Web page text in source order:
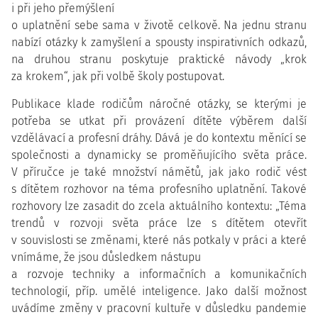
i při jeho přemýšlení
o uplatnění sebe sama v životě celkově. Na jednu stranu
nabízí otázky k zamyšlení a spousty inspirativních odkazů,
na druhou stranu poskytuje praktické návody „krok
za krokem“, jak při volbě školy postupovat.
Publikace klade rodičům náročné otázky, se kterými je
potřeba se utkat při provázení dítěte výběrem další
vzdělávací a profesní dráhy. Dává je do kontextu měnící se
společnosti a dynamicky se proměňujícího světa práce.
V příručce je také množství námětů, jak jako rodič vést
s dítětem rozhovor na téma profesního uplatnění. Takové
rozhovory lze zasadit do zcela aktuálního kontextu: „Téma
trendů v rozvoji světa práce lze s dítětem otevřít
v souvislosti se změnami, které nás potkaly v práci a které
vnímáme, že jsou důsledkem nástupu
a rozvoje techniky a informačních a komunikačních
technologií, příp. umělé inteligence. Jako další možnost
uvádíme změny v pracovní kultuře v důsledku pandemie